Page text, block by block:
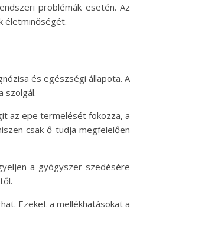
problémák esetén. Az
életminőségét.
és egészségi állapota. A
szolgál.
az epe termelését fokozza, a
csak ő tudja megfelelően
a gyógyszer szedésére
Ezeket a mellékhatásokat a